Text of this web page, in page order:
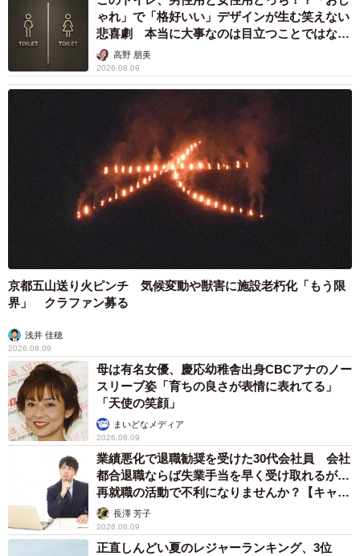
角煮の友達は、自分の悪口を言わないと思います。お互い
の良いところも悪いところも受け入れ合える関係性で「も
うそんな話をする段階じゃない」という安心感がある友達
です。一方ハム友は、分かり合えないところもあるけれ
ど、一緒にいると楽しい相手。嫌なところもあるけれど、
たまには遊びたいと言う関係性だと思います！それはそれ
でいい友達だと思うので、「全部わかってもらえなくても
いいや！」くらいの気持ちでハム友とは仲良くするのもあ
りだと思います。
ゃれ」で「格好いい」デザインが生む笑えない
悲喜劇 本当に大事なのは目立つことではな
く…高野 朋美
2026.08.09
京都五山送り火ピンチ 気候変動や獣害に施設老朽化「もう限
界」 クラファン募る
浅井 佳穂
2026.08.09
母は有名女優、慶応幼稚舎出身CBCアナのノー
スリーブ姿「育ちの良さが表情に表れてる」
「天使の笑顔」
まいどなメディア
2026.08.09
業績悪化で退職勧奨を受けた30代会社員 会社
都合退職ならば失業手当を早く受け取れるが…
再就職の活動で不利になりませんか？【キャリ
アカウンセラーが解説】
長澤 芳子
2026.08.09
正直しんどい夏のレジャーランキング、3位